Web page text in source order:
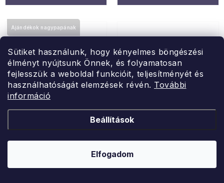
Sütiket használunk, hogy kényelmes böngészési
élményt nyújtsunk Önnek, és folyamatosan
fejlesszük a weboldal funkcióit, teljesítményét és
használhatóságát elemzések révén. További
információ
Beállítások
Elfogadom
Ajándékok nagypapának
Kiegyensúlyozott Csakra